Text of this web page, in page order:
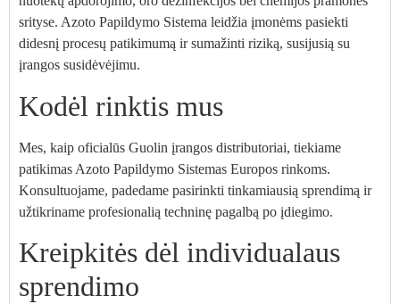
srityse. Azoto Papildymo Sistema leidžia įmonėms pasiekti
didesnį procesų patikimumą ir sumažinti riziką, susijusią su
įrangos susidėvėjimu.
Kodėl rinktis mus
Mes, kaip oficialūs Guolin įrangos distributoriai, tiekiame
patikimas Azoto Papildymo Sistemas Europos rinkoms.
Konsultuojame, padedame pasirinkti tinkamiausią sprendimą ir
užtikriname profesionalią techninę pagalbą po įdiegimo.
Kreipkitės dėl individualaus
sprendimo